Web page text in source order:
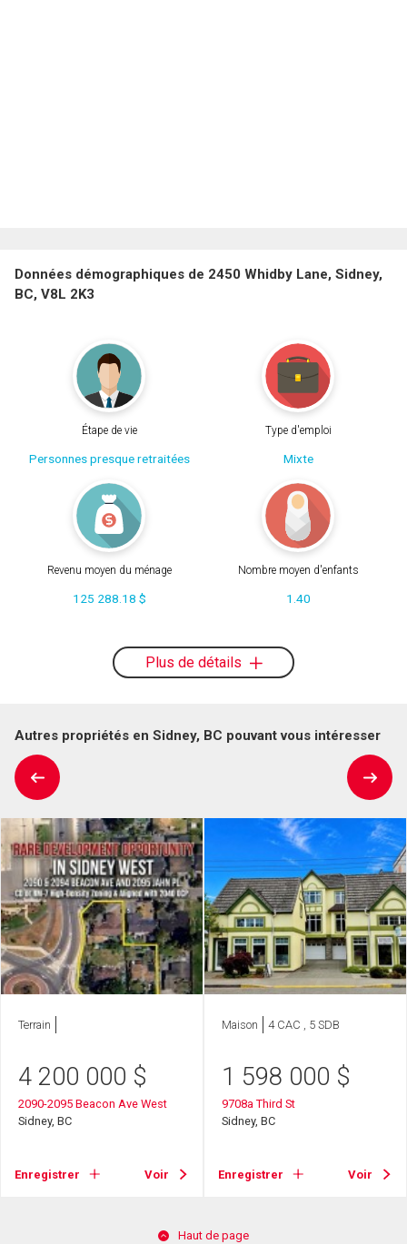
Données démographiques de 2450 Whidby Lane, Sidney,
BC, V8L 2K3
Étape de vie
Personnes presque retraitées
Type d'emploi
Mixte
Revenu moyen du ménage
125 288.18 $
Nombre moyen d'enfants
1.40
Plus de détails
Autres propriétés en Sidney, BC pouvant vous intéresser
Terrain
4 200 000 $
2090-2095 Beacon Ave West
Sidney, BC
Enregistrer Voir
Maison 4 CAC , 5 SDB
1 598 000 $
9708a Third St
Sidney, BC
Enregistrer Voir
Haut de page